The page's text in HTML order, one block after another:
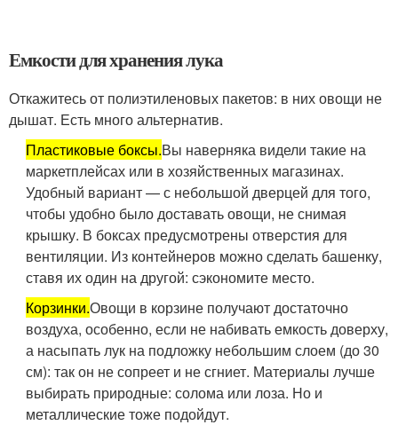
Емкости для хранения лука
Откажитесь от полиэтиленовых пакетов: в них овощи не
дышат. Есть много альтернатив.
Пластиковые боксы.Вы наверняка видели такие на
маркетплейсах или в хозяйственных магазинах.
Удобный вариант — с небольшой дверцей для того,
чтобы удобно было доставать овощи, не снимая
крышку. В боксах предусмотрены отверстия для
вентиляции. Из контейнеров можно сделать башенку,
ставя их один на другой: сэкономите место.
Корзинки.Овощи в корзине получают достаточно
воздуха, особенно, если не набивать емкость доверху,
а насыпать лук на подложку небольшим слоем (до 30
см): так он не сопреет и не сгниет. Материалы лучше
выбирать природные: солома или лоза. Но и
металлические тоже подойдут.